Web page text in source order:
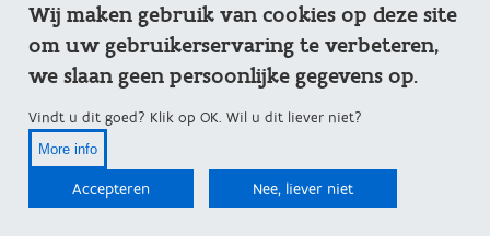
Aanvraag van een erkenning als boorbedrijf
Om een erkenning als boorbedrijf aan te vragen dien je
procedurete volgen
Wij maken gebruik van cookies op deze site
om uw gebruikerservaring te verbeteren,
we slaan geen persoonlijke gegevens op.
Vindt u dit goed? Klik op OK. Wil u dit liever niet?
More info
Accepteren Nee, liever niet